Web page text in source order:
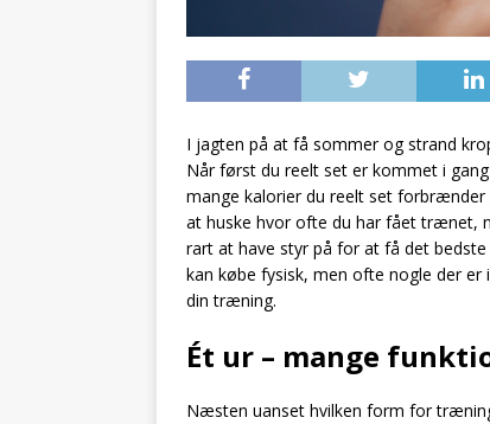
I jagten på at få sommer og strand
Når først du reelt set er kommet i
mange kalorier du reelt set
at huske hvor ofte du har fået trænet,
rart at have styr på for at få det
kan købe fysisk, men ofte nogle der
din træning.
Ét ur – mange
Næsten uanset hvilken form for